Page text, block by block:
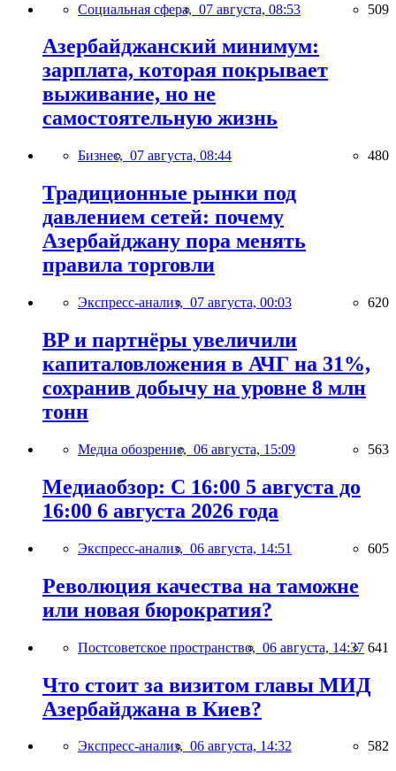
Социальная сфера, 07 августа, 08:53 509
Азербайджанский минимум:
зарплата, которая покрывает
выживание, но не
самостоятельную жизнь
Бизнес, 07 августа, 08:44 480
Традиционные рынки под
давлением сетей: почему
Азербайджану пора менять
правила торговли
Экспресс-анализ, 07 августа, 00:03 620
BP и партнёры увеличили
капиталовложения в АЧГ на 31%,
сохранив добычу на уровне 8 млн
тонн
Медиа обозрение, 06 августа, 15:09 563
Медиаобзор: С 16:00 5 августа до
16:00 6 августа 2026 года
Экспресс-анализ, 06 августа, 14:51 605
Революция качества на таможне
или новая бюрократия?
Постсоветское пространство, 06 августа, 14:37 641
Что стоит за визитом главы МИД
Азербайджана в Киев?
Экспресс-анализ, 06 августа, 14:32 582